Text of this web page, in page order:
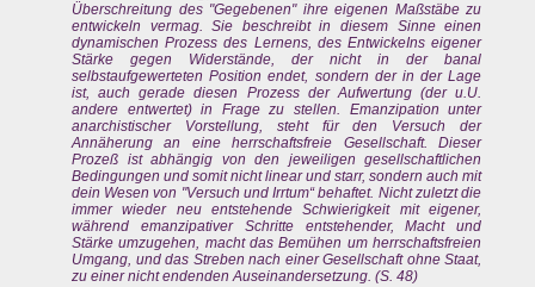
Überschreitung des "Gegebenen" ihre eigenen Maßstäbe zu
entwickeln vermag. Sie beschreibt in diesem Sinne einen
dynamischen Prozess des Lernens, des EntwickeIns eigener
Stärke gegen Widerstände, der nicht in der banal
selbstaufgewerteten Position endet, sondern der in der Lage
ist, auch gerade diesen Prozess der Aufwertung (der u.U.
andere entwertet) in Frage zu stellen. Emanzipation unter
anarchistischer Vorstellung, steht für den Versuch der
Annäherung an eine herrschaftsfreie Gesellschaft. Dieser
Prozeß ist abhängig von den jeweiligen gesellschaftlichen
Bedingungen und somit nicht linear und starr, sondern auch mit
dein Wesen von "Versuch und Irrtum“ behaftet. Nicht zuletzt die
immer wieder neu entstehende Schwierigkeit mit eigener,
während emanzipativer Schritte entstehender, Macht und
Stärke umzugehen, macht das Bemühen um herrschaftsfreien
Umgang, und das Streben nach einer Gesellschaft ohne Staat,
zu einer nicht endenden Auseinandersetzung. (S. 48)